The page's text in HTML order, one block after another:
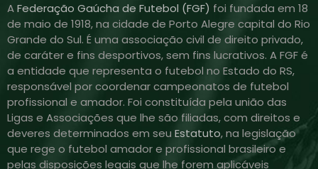
AFederação Gaúcha de Futebol (FGF) foi fundada em 18
de maio de 1918, na cidade de Porto Alegre capital do Rio
Grande do Sul. É uma associação civil de direito privado,
de caráter e fins desportivos, sem fins lucrativos. A FGF é
a entidade que representa o futebol no Estado do RS,
responsável por coordenar campeonatos de futebol
profissional e amador. Foi constituída pela união das
Ligas e Associações que lhe são filiadas, com direitos e
deveres determinados em seu Estatuto, na legislação
que rege o futebol amador e profissional brasileiro e
pelas disposições legais que lhe forem aplicáveis